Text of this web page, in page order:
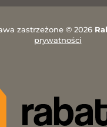
zastrzeżone © 2026
prywatności